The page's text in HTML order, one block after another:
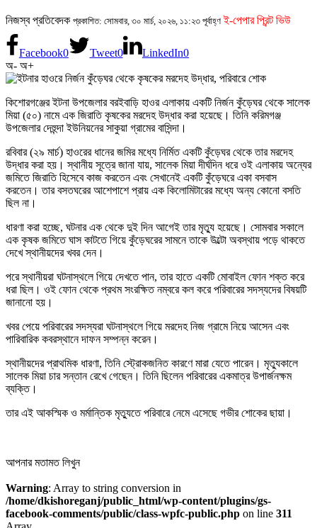
নিজস্ব প্রতিবেদক প্রকাশিত: সোমবার, ৩০ মার্চ, ২০২৬, ১১:২৩ পূর্বাহ্ণ ই-পেপার প্রিন্ট ভিউ
Facebook0 Tweet0 LinkedIn0
অ- অ+
কিশোরগঞ্জের ইটনা উপজেলার বরইবাড়ি হাওর এলাকায় একটি নির্জন কুঁড়েঘর থেকে সালেক
মিয়া (৫০) নামে এক জিরাতি কৃষকের মরদেহ উদ্ধার করা হয়েছে। তিনি করিমগঞ্জ
উপজেলার দেহুন্দা ইউনিয়নের সাকুয়া গ্রামের বাসিন্দা।
রবিবার (২৯ মার্চ) হাওরের ধানের জমির মধ্যে নির্মিত একটি কুঁড়েঘর থেকে তার মরদেহ
উদ্ধার করা হয়। স্থানীয় সূত্রে জানা যায়, সালেক মিয়া দীর্ঘদিন ধরে ওই এলাকায় অন্যের
জমিতে জিরাতি হিসেবে কাজ করতেন এবং সেখানেই একটি কুঁড়েঘরে একা বসবাস
করতেন। তার বসতঘরের আশেপাশে প্রায় এক কিলোমিটারের মধ্যে অন্য কোনো বসতি
ছিল না।
ধারণা করা হচ্ছে, ঘটনার এক থেকে দুই দিন আগেই তার মৃত্যু হয়েছে। সোমবার সকালে
এক কৃষক জমিতে ঘাস কাটতে গিয়ে কুঁড়েঘরের সামনে তাকে উল্টো অবস্থায় পড়ে থাকতে
দেখে স্থানীয়দের খবর দেন।
পরে স্থানীয়রা ঘটনাস্থলে গিয়ে দেখতে পান, তার হাতে একটি মোবাইল ফোন শক্ত করে
ধরা ছিল। ওই ফোন থেকে প্রথম সংরক্ষিত নম্বরে কল করে পরিবারের সদস্যদের বিষয়টি
জানানো হয়।
খবর পেয়ে পরিবারের সদস্যরা ঘটনাস্থলে গিয়ে মরদেহ নিজ গ্রামে নিয়ে আসেন এবং
পারিবারিক কবরস্থানে দাফন সম্পন্ন করেন।
স্থানীয়দের প্রাথমিক ধারণা, তিনি স্ট্রোকজনিত কারণে মারা যেতে পারেন। মৃত্যুকালে
সালেক মিয়া চার সন্তান রেখে গেছেন। তিনি ছিলেন পরিবারের একমাত্র উপার্জনক্ষম
ব্যক্তি।
তার এই আকস্মিক ও মর্মান্তিক মৃত্যুতে পরিবারে নেমে এসেছে গভীর শোকের ছায়া।
আপনার মতামত লিখুন
Warning: Array to string conversion in
/home/dkishoreganj/public_html/wp-content/plugins/gs-
facebook-comments/public/class-wpfc-public.php on line 311